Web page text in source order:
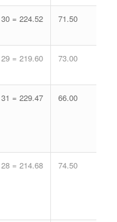
30 = 224.52 71.50
29 = 219.60 73.00
31 = 229.47 66.00
28 = 214.68 74.50